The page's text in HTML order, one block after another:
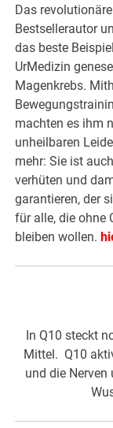
Das
Bestsellerautor
das beste
UrMedizin
Magenkrebs.
machten es ihm
unheilbaren
mehr: Sie ist
verhüten und
garantieren, der
für alle, die ohne
bleiben wollen.
In Q10 steckt
Mittel. Q10
und die Nerven